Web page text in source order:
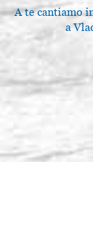
A te cantiamo
a